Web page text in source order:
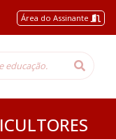
Área do Assinante